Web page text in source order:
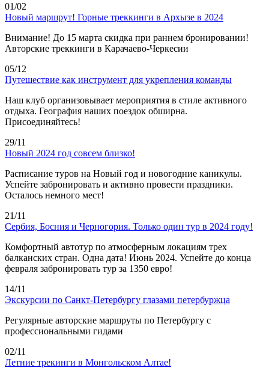
01/02
Новый маршрут! Горные треккинги в Архызе в 2024
Внимание! До 15 марта скидка при раннем бронировании!
Авторские треккинги в Карачаево-Черкесии
05/12
Путешествие как инструмент для укрепления команды
Наш клуб организовывает мероприятия в стиле активного
отдыха. География наших поездок обширна.
Присоединяйтесь!
29/11
Новый 2024 год совсем близко!
Расписание туров на Новый год и новогодние каникулы.
Успейте забронировать и активно провести праздники.
Осталось немного мест!
21/11
Сербия, Босния и Черногория. Только один тур в 2024 году!
Комфортный автотур по атмосферным локациям трех
балканских стран. Одна дата! Июнь 2024. Успейте до конца
февраля забронировать тур за 1350 евро!
14/11
Экскурсии по Санкт-Петербургу глазами петербуржца
Регулярные авторские маршруты по Петербургу с
профессиональными гидами
02/11
Летние трекинги в Монгольском Алтае!